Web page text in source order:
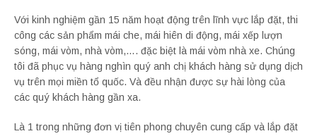
Với kinh nghiệm gần 15 năm hoạt động trên lĩnh vực lắp đặt, thi
công các sản phẩm mái che, mái hiên di động, mái xếp lượn
sóng, mái vòm, nhà vòm,…. đặc biệt là mái vòm nhà xe. Chúng
tôi đã phục vụ hàng nghìn quý anh chị khách hàng sử dụng dịch
vụ trên mọi miền tổ quốc. Và đều nhận được sự hài lòng của
các quý khách hàng gần xa.
Là 1 trong những đơn vị tiên phong chuyên cung cấp và lắp đặt